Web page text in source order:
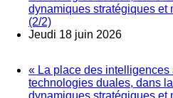
dynamiques stratégiques et
(2/2)
Jeudi 18 juin 2026
« La place des
technologies duales, dans